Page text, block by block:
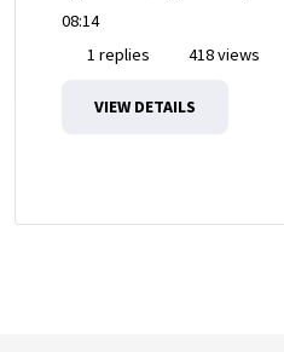
08:14
1 replies
418 views
VIEW DETAILS